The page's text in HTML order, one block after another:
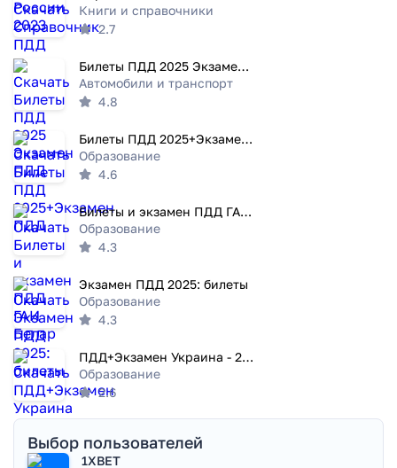
Книги и справочники
2.7
Билеты ПДД 2025 Экзамен ПДД
Автомобили и транспорт
4.8
Билеты ПДД 2025+Экзамен ПДД
Образование
4.6
Билеты и экзамен ПДД ГАИ Белар
Образование
4.3
Экзамен ПДД 2025: билеты
Образование
4.3
ПДД+Экзамен Украина - 2020
Образование
2.6
Выбор пользователей
1XBET